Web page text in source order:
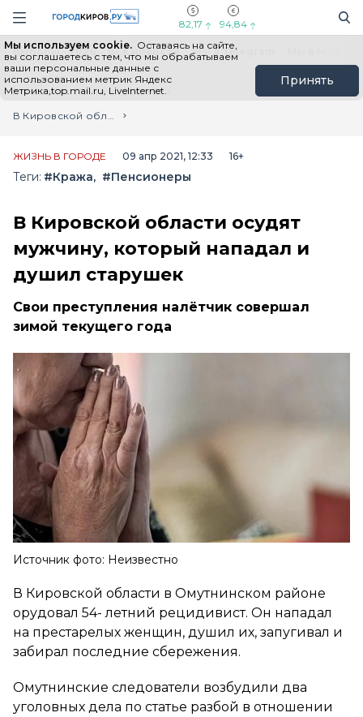
Навигация сайта
82,17 94,84
Мы используем cookie. Оставаясь на сайте,
вы соглашаетесь с тем, что мы обрабатываем
ваши персональные данные с
использованием метрик Яндекс
Метрика,top.mail.ru, LiveInternet.
Принять
Выборы - 2026 Все новости Мы в Telegram
Главная
Лента новостей
В Кировской области осудят мужчину, который нападал и душил старушек
ЖИЗНЬ В ГОРОДЕ 09 апр 2021, 12:33 16+
Теги: #Кража #Пенсионеры
В Кировской области осудят
мужчину, который нападал и
душил старушек
Свои преступления налётчик совершал
зимой текущего года
Источник фото: Неизвестно
В Кировской области в Омутнинском районе
орудовал 54- летний рецидивист. Он нападал
на престарелых женщин, душил их, запугивал и
забирал последние сбережения.
Омутнинские следователи возбудили два
уголовных дела по статье разбой в отношении